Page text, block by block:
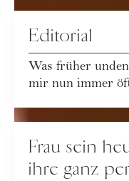
Editorial
Was früher
mir nun immer
Freu...
Frau sein
ihre ganz